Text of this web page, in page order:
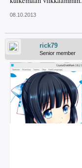
08.10.2013
rick79
Senior member